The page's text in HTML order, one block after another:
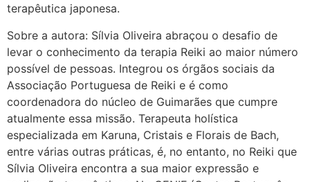
terapêutica japonesa.
Sobre a autora: Sílvia Oliveira abraçou o desafio de
levar o conhecimento da terapia Reiki ao maior número
possível de pessoas. Integrou os órgãos sociais da
Associação Portuguesa de Reiki e é como
coordenadora do núcleo de Guimarães que cumpre
atualmente essa missão. Terapeuta holística
especializada em Karuna, Cristais e Florais de Bach,
entre várias outras práticas, é, no entanto, no Reiki que
Sílvia Oliveira encontra a sua maior expressão e